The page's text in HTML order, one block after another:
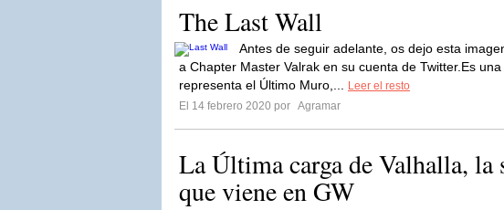
The Last Wall
Antes de seguir adelante, os dejo esta
a Chapter Master Valrak en su cuenta de Twitter.Es
representa el Último Muro,...
Leer el resto
El 14 febrero 2020 por Agramar
La Última carga de Valhalla, la
que viene en GW